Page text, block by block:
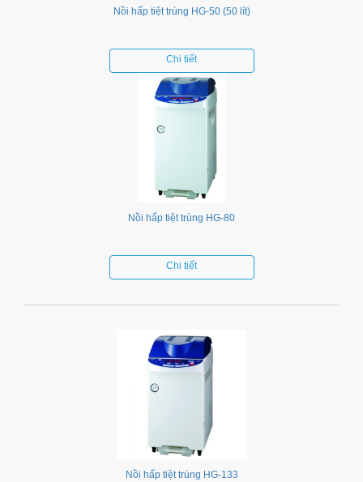
Nồi hấp tiệt trùng HG-50 (50 lít)
Chi tiết
Nồi hấp tiệt trùng HG-80
Chi tiết
Nồi hấp tiệt trùng HG-133